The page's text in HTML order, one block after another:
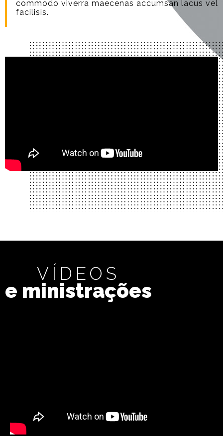
commodo viverra maecenas accumsan lacus vel
facilisis.
VÍDEOS
e ministrações